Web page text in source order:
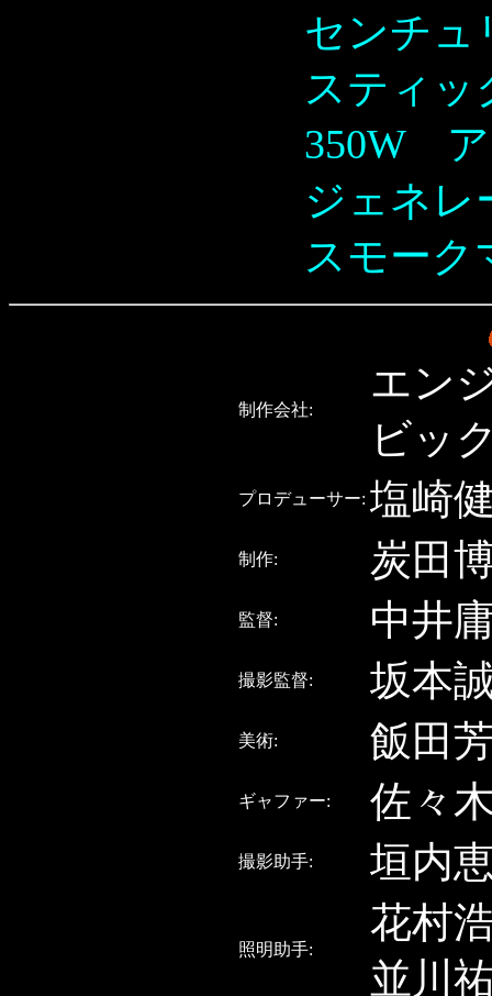
センチュ
スティッ
350W
ジェネレ
スモーク
制作会社:
エン
ビッ
プロデューサー: 塩崎
制作: 炭田
監督: 中井
撮影監督: 坂本
美術: 飯田
ギャファー: 佐々
撮影助手: 垣内
照明助手:
花村
並川